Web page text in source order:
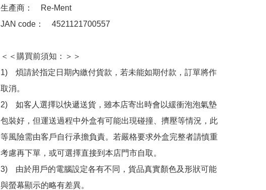
生產商：　Re-Ment
JAN code：　4521121700557
＜＜購買前須知：＞＞
1)　煩請於指定日期內繳付貨款，若未能如期付款，訂單將作
取消。
2)　如客人選擇以快遞送貨，雖本店寄出時會以緩衝泡泡氣墊
包裝好，但運送過程中外盒有可能出現碰撞、擠壓等情況，此
等風險需由客戶自行承擔負責。若嚴格要求外盒完整者請慎重
考慮再下單，或可選擇直接到本店門市自取。
3)　由於用戶的電腦設定各有不同，貨品真實顏色及形狀可能
與螢幕顯示的略有差異。